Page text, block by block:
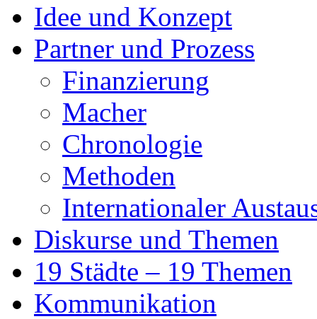
Idee und Konzept
Partner und Prozess
Finanzierung
Macher
Chronologie
Methoden
Internationaler
Diskurse und Themen
19 Städte – 19 Themen
Kommunikation